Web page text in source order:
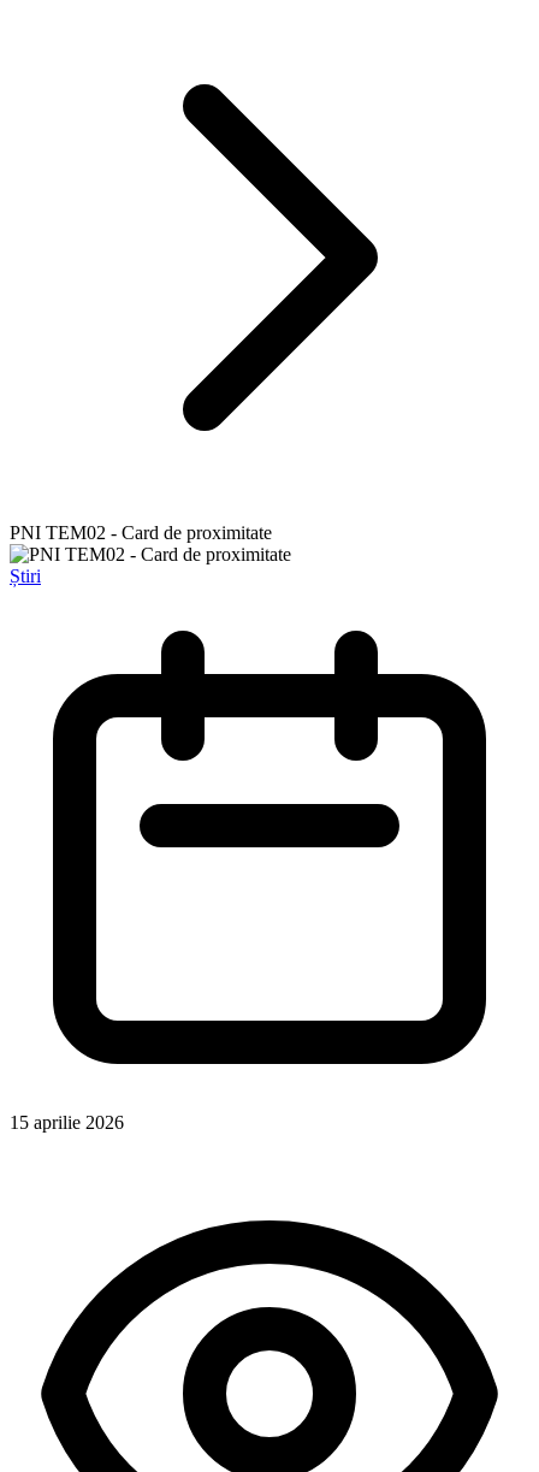
PNI TEM02 - Card de proximitate
Știri
15 aprilie 2026